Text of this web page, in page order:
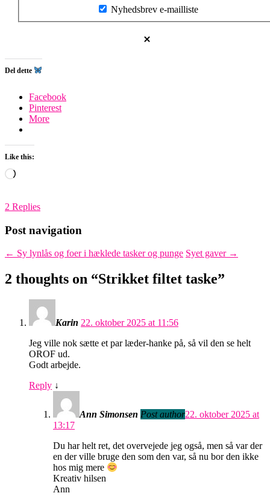
Nyhedsbrev e-mailliste
Del dette
Facebook
Pinterest
More
Like this:
Loading…
2 Replies
Post navigation
← Sy lynlås og foer i hæklede tasker og punge Syet gaver →
2 thoughts on “Strikket filtet taske”
Karin 22. oktober 2025 at 11:56
Jeg ville nok sætte et par læder-hanke på, så vil den se helt
OROF ud.
Godt arbejde.
Reply ↓
Ann Simonsen Post author22. oktober 2025 at
13:17
Du har helt ret, det overvejede jeg også, men så var der
en der ville bruge den som den var, så nu bor den ikke
hos mig mere
Kreativ hilsen
Ann